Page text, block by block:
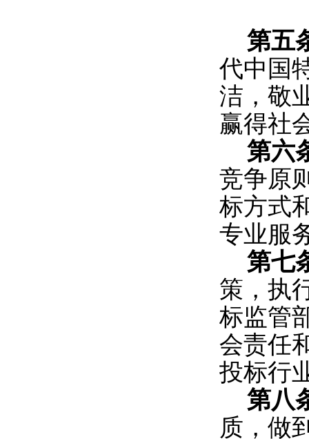
第五
代中国
洁，敬
赢得社
第六
竞争原
标方式
专业服
第七
策，执
标监管
会责任
投标行
第八
质，做